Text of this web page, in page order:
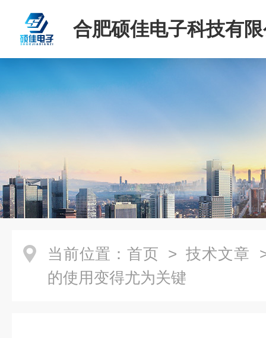
合肥硕佳电子科技有
当前位置： 首页 > 技术文章
的使用变得尤为关键